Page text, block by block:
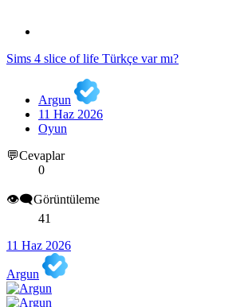
Sims 4 slice of life Türkçe var mı?
Argun
11 Haz 2026
Oyun
💬Cevaplar
0
👁️‍🗨️Görüntüleme
41
11 Haz 2026
Argun